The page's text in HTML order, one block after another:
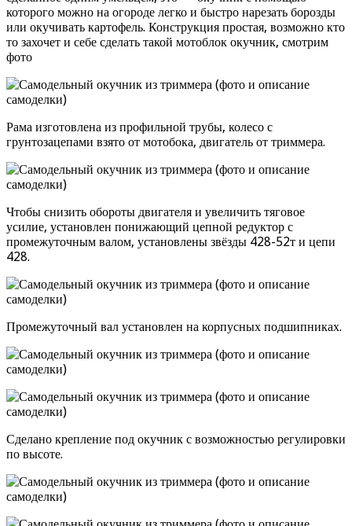
которого можно на огороде легко и быстро нарезать борозды
или окучивать картофель. Конструкция простая, возможно кто
то захочет и себе сделать такой мотоблок окучник, смотрим
фото
Рама изготовлена из профильной трубы, колесо с
грунтозацепами взято от мотобока, двигатель от триммера.
Чтобы снизить обороты двигателя и увеличить тяговое
усилие, установлен понижающий цепной редуктор с
промежуточным валом, установлены звёзды 428-52т и цепи
428.
Промежуточный вал установлен на корпусных подшипниках.
Сделано крепление под окучник с возможностью регулировки
по высоте.